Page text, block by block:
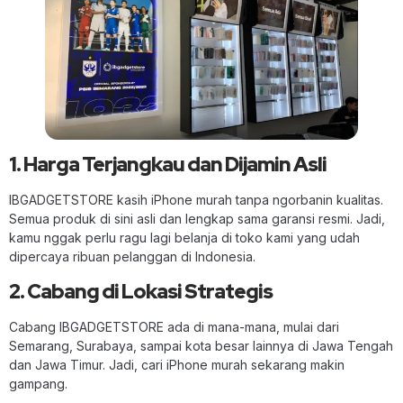
1. Harga Terjangkau dan Dijamin Asli
IBGADGETSTORE kasih iPhone murah tanpa ngorbanin kualitas.
Semua produk di sini asli dan lengkap sama garansi resmi. Jadi,
kamu nggak perlu ragu lagi belanja di toko kami yang udah
dipercaya ribuan pelanggan di Indonesia.
2. Cabang di Lokasi Strategis
Cabang IBGADGETSTORE ada di mana-mana, mulai dari
Semarang, Surabaya, sampai kota besar lainnya di Jawa Tengah
dan Jawa Timur. Jadi, cari iPhone murah sekarang makin
gampang.